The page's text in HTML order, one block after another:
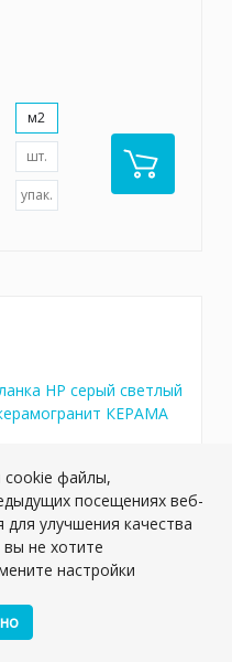
м2
шт.
упак.
HP серый
60x60x0,9
cookie файлы,
посещениях веб-
улучшения качества
не хотите
настройки